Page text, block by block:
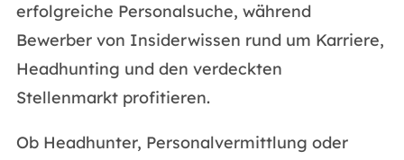
erfolgreiche Personalsuche, während
Bewerber von Insiderwissen rund um Karriere,
Headhunting und den verdeckten
Stellenmarkt profitieren.
Ob Headhunter, Personalvermittlung oder